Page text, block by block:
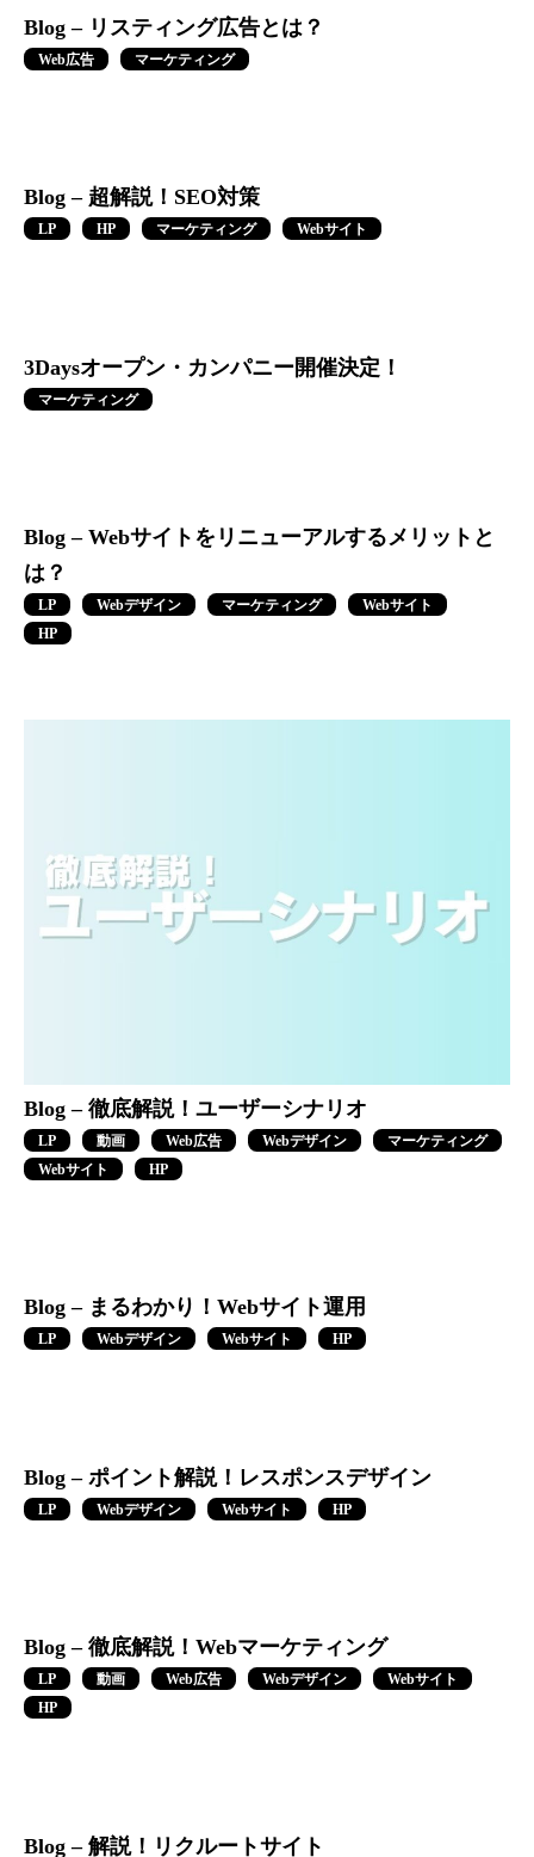
Blog – リスティング広告とは？
Web広告 マーケティング
Blog – 超解説！SEO対策
LP HP マーケティング Webサイト
3Daysオープン・カンパニー開催決定！
マーケティング
Blog – Webサイトをリニューアルするメリットと
は？
LP Webデザイン マーケティング
Webサイト
HP
Blog – 徹底解説！ユーザーシナリオ
LP 動画 Web広告 Webデザイン
マーケティング
Webサイト
HP
Blog – まるわかり！Webサイト運用
LP Webデザイン Webサイト HP
Blog – ポイント解説！レスポンスデザイン
LP Webデザイン Webサイト HP
Blog – 徹底解説！Webマーケティング
LP 動画 Web広告 Webデザイン
Webサイト
HP
Blog – 解説！リクルートサイト